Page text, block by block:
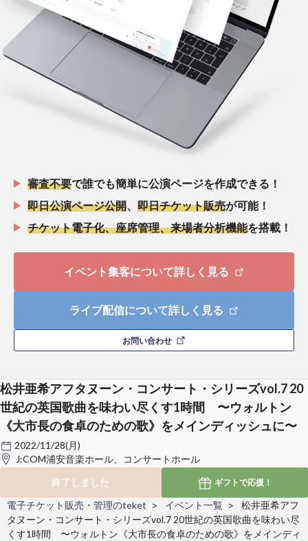
審査不要で誰でも簡単に公演ページを作成できる！
即日公演ページ公開
即日チケット販売が可能！
チケット電子化、座席管理、来場者分析機能を搭載！
イベント集客について詳しく見る
ライブ配信について詳しく見る
お問い合わせ
松井亜希アフタヌーン・コンサート・シリーズvol.7 20
世紀の英国歌曲を味わい尽くす1時間 〜ウォルトン
《大市長の食卓のための歌》をメインディッシュに〜
2022/11/28(月)
J:COM浦安音楽ホール、コンサートホール
終了しました
ギフトで応援！
電子チケット販売・管理のteket イベント一覧
松井亜希アフ
タヌーン・コンサート・シリーズvol.7 20世紀の英国歌曲を味わい尽
くす1時間 〜ウォルトン《大市長の食卓のための歌》をメインディ